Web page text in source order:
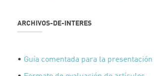
ARCHIVOS-DE-INTERES
• Guía comentada para la